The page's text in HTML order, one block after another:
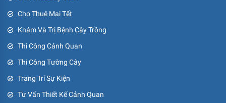
Cho Thuê Mai Tết
Khám Và Trị Bệnh Cây Trồng
Thi Công Cảnh Quan
Thi Công Tường Cây
Trang Trí Sự Kiện
Tư Vấn Thiết Kế Cảnh Quan